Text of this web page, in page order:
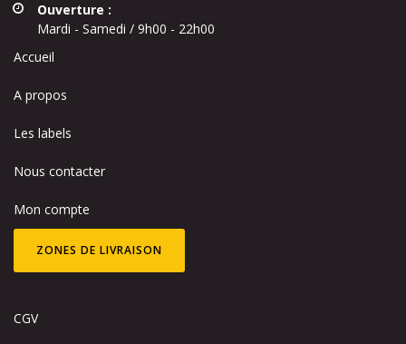
Ouverture :
Mardi - Samedi / 9h00 - 22h00
Accueil
A propos
Les labels
Nous contacter
Mon compte
ZONES DE LIVRAISON
CGV